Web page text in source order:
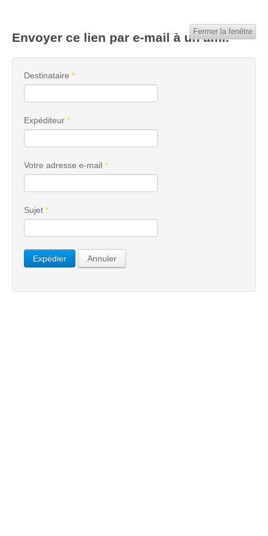
Envoyer ce lien par e-mail à un ami.
Fermer la fenêtre
Destinataire *
Expéditeur *
Votre adresse e-mail *
Sujet *
Expédier Annuler